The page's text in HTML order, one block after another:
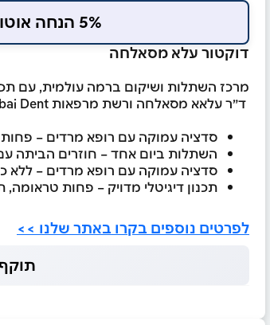
5% הנחה אוטומטית למשלמים בכרטיס המועדון
דוקטור עלא מסאלחה
מרכז השתלות ושיקום ברמה עולמית, עם
ד״ר עלאא מסאלחה ורשת מרפאות Dubai Dent מציעים פתרונות מתקדמים לכל מקרה.
סדציה עמוקה עם רופא מרדים –
השתלות ביום אחד – חוזרים הביתה
סדציה עמוקה עם רופא מרדים – ללא
תכנון דיגיטלי מדויק – פחות
לפרטים נוספים בקרו באתר שלנו >>
תוקף